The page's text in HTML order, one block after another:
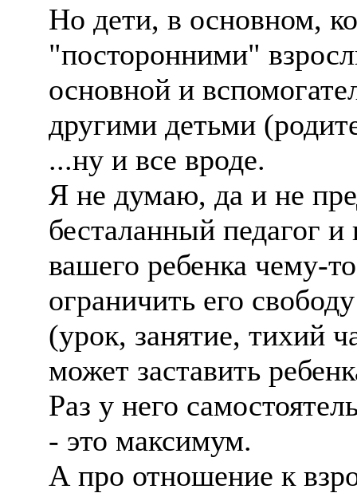
Но дети, в основном,
"посторонними"
основной и
другими детьми
...ну и все вроде.
Я не думаю, да и не
бесталанный педагог и
вашего ребенка чему-
ограничить его
(урок, занятие, тихий
может заставить
Раз у него
- это максимум.
А про отношение к